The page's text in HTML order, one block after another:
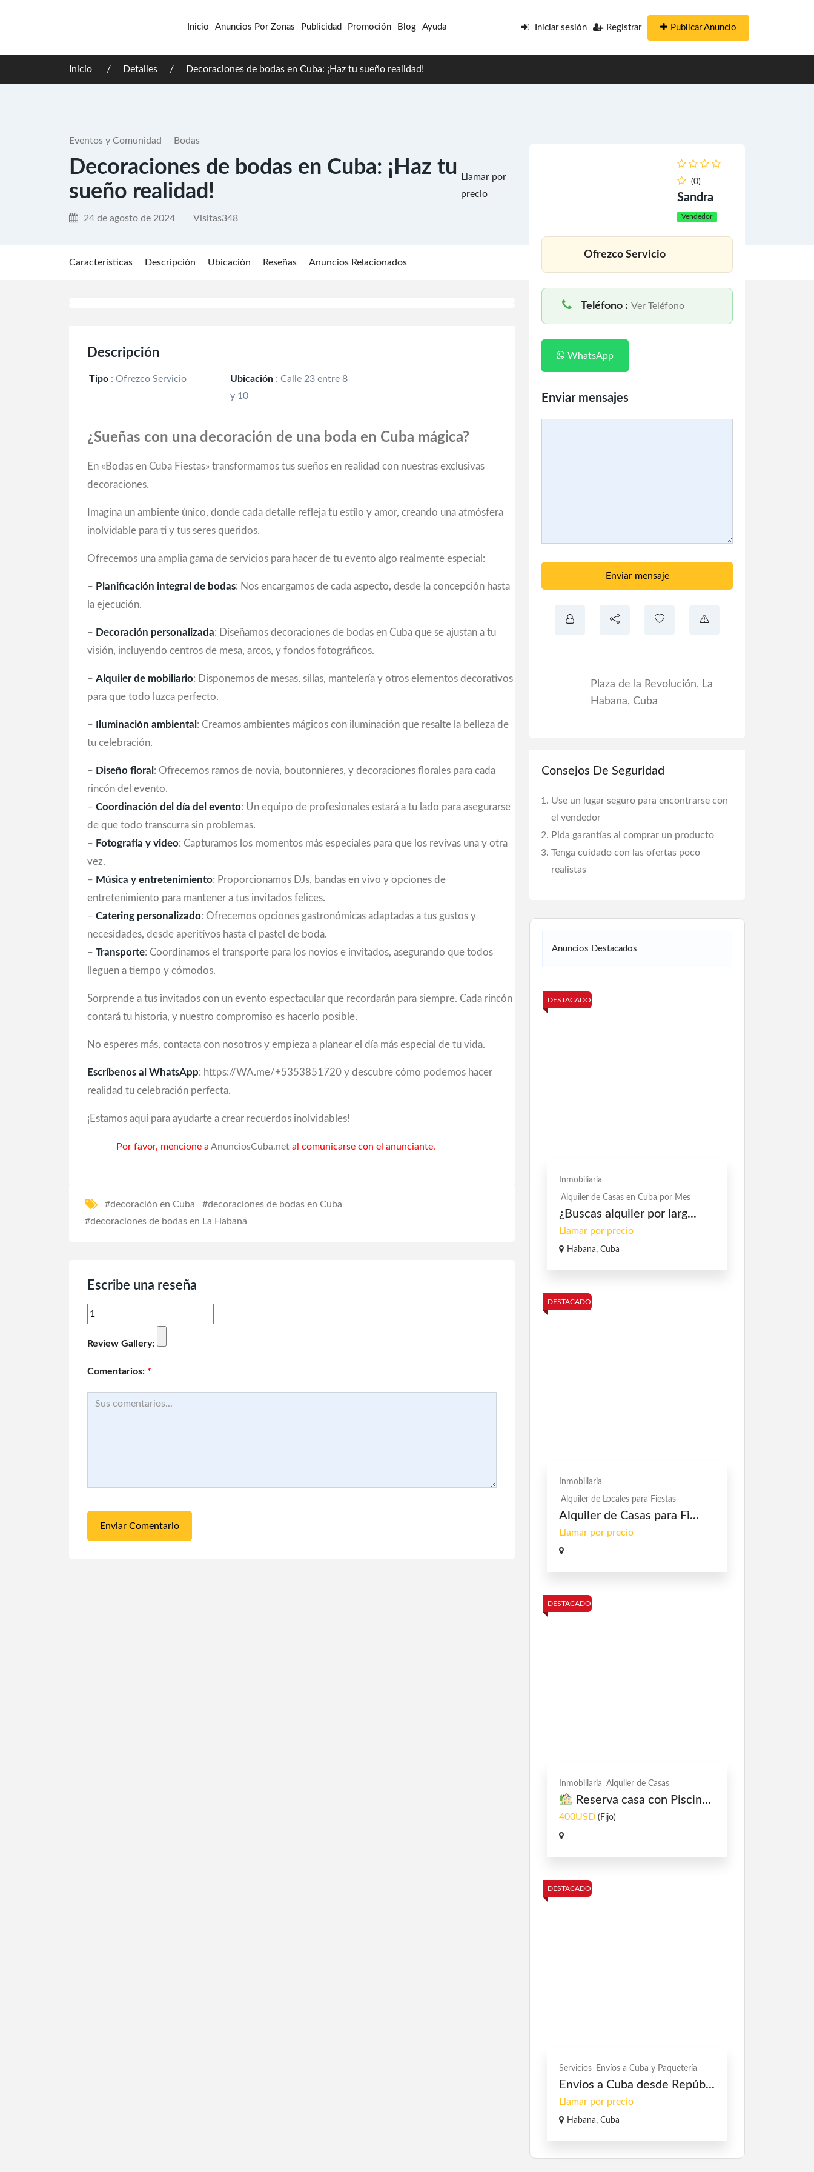
Inicio Anuncios Por Zonas Publicidad Promoción Blog Ayuda Iniciar sesión Registrar Publicar Anuncio
Inicio Detalles Decoraciones de bodas en Cuba: ¡Haz tu sueño realidad!
Eventos y Comunidad Bodas
Decoraciones de bodas en Cuba: ¡Haz tu
sueño realidad!
24 de agosto de 2024 Visitas348
Llamar por
precio
Características Descripción Ubicación Reseñas Anuncios Relacionados
Descripción
Tipo : Ofrezco Servicio Ubicación : Calle 23 entre 8
y 10
¿Sueñas con una decoración de una boda en Cuba mágica?
En «Bodas en Cuba Fiestas» transformamos tus sueños en realidad con nuestras exclusivas
decoraciones.
Imagina un ambiente único, donde cada detalle refleja tu estilo y amor, creando una atmósfera
inolvidable para ti y tus seres queridos.
Ofrecemos una amplia gama de servicios para hacer de tu evento algo realmente especial:
– Planificación integral de bodas: Nos encargamos de cada aspecto, desde la concepción hasta
la ejecución.
– Decoración personalizada: Diseñamos decoraciones de bodas en Cuba que se ajustan a tu
visión, incluyendo centros de mesa, arcos, y fondos fotográficos.
– Alquiler de mobiliario: Disponemos de mesas, sillas, mantelería y otros elementos decorativos
para que todo luzca perfecto.
– Iluminación ambiental : Creamos ambientes mágicos con iluminación que resalte la belleza de
tu celebración.
– Diseño floral : Ofrecemos ramos de novia, boutonnieres, y decoraciones florales para cada
rincón del evento.
– Coordinación del día del evento: Un equipo de profesionales estará a tu lado para asegurarse
de que todo transcurra sin problemas.
– Fotografía y video: Capturamos los momentos más especiales para que los revivas una y otra
vez.
– Música y entretenimiento: Proporcionamos DJs, bandas en vivo y opciones de
entretenimiento para mantener a tus invitados felices.
– Catering personalizado: Ofrecemos opciones gastronómicas adaptadas a tus gustos y
necesidades, desde aperitivos hasta el pastel de boda.
– Transporte: Coordinamos el transporte para los novios e invitados, asegurando que todos
lleguen a tiempo y cómodos.
Sorprende a tus invitados con un evento espectacular que recordarán para siempre. Cada rincón
contará tu historia, y nuestro compromiso es hacerlo posible.
No esperes más, contacta con nosotros y empieza a planear el día más especial de tu vida.
Escríbenos al WhatsApp: https://WA.me/+5353851720 y descubre cómo podemos hacer
realidad tu celebración perfecta.
¡Estamos aquí para ayudarte a crear recuerdos inolvidables!
Por favor, mencione a AnunciosCuba.net al comunicarse con el anunciante.
#decoración en Cuba
#decoraciones de bodas en Cuba
#decoraciones de bodas en La Habana
Escribe una reseña
Review Gallery:
Comentarios: *
(0)
Sandra
Vendedor
Ofrezco Servicio
Teléfono : Ver Teléfono
WhatsApp
Enviar mensajes
Enviar mensaje
Plaza de la Revolución, La
Habana, Cuba
Consejos De Seguridad
Use un lugar seguro para encontrarse con
el vendedor
Pida garantías al comprar un producto
Tenga cuidado con las ofertas poco
realistas
Anuncios Destacados
DESTACADO
Inmobiliaria
Alquiler de Casas en Cuba por Mes
¿Buscas alquiler por larg...
Llamar por precio
Habana, Cuba
DESTACADO
Inmobiliaria
Alquiler de Locales para Fiestas
Alquiler de Casas para Fi...
Llamar por precio
DESTACADO
Inmobiliaria Alquiler de Casas
Reserva casa con Piscin...
400USD (Fijo)
DESTACADO
Servicios Envíos a Cuba y Paquetería
Envíos a Cuba desde Repúb...
Llamar por precio
Habana, Cuba